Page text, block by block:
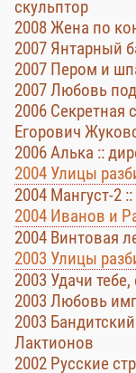
скульптор
2008 Жена по
2007 Янтарный
2007 Пером и
2007 Любовь
2006 Секретная
Егорович
2006 Алька ::
2004 Улицы
2004 Мангуст-2
2004 Иванов и
2004 Винтовая
2003 Улицы
2003 Удачи
2003 Любовь
2003
Лактионов
2002 Русские